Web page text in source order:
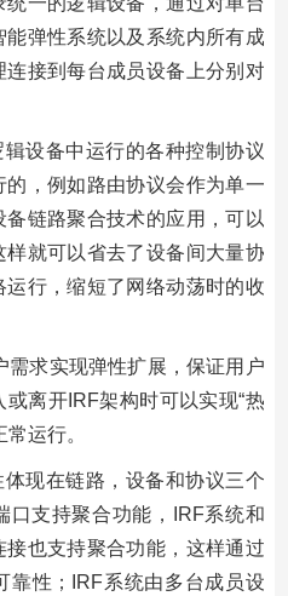
弹性系统以及系统内所有成
连接到每台成员设备上分别对
辑设备中运行的各种控制协议
，例如路由协议会作为单一
链路聚合技术的应用，可以
就可以省去了设备间大量协
行，缩短了网络动荡时的收
需求实现弹性扩展，保证用户
离开IRF架构时可以实现“热
运行。
体现在链路，设备和协议三个
口支持聚合功能，IRF系统和
接也支持聚合功能，这样通过
靠性；IRF系统由多台成员设